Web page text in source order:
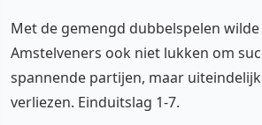
Met de gemengd dubbelspelen
Amstelveners ook niet lukken om
spannende partijen, maar
verliezen. Einduitslag 1-7.